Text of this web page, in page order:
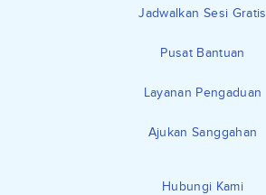
Jadwalkan Sesi Gratis
Pusat Bantuan
Layanan Pengaduan
Ajukan Sanggahan
Hubungi Kami